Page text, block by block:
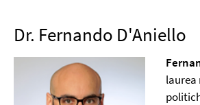
Dr. Fernando D'Aniello
laurea